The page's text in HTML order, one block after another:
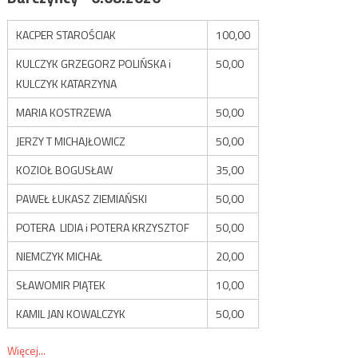
KACPER STAROŚCIAK
100,00
KULCZYK GRZEGORZ POLIŃSKA i
KULCZYK KATARZYNA
50,00
MARIA KOSTRZEWA
50,00
JERZY T MICHAJŁOWICZ
50,00
KOZIOŁ BOGUSŁAW
35,00
PAWEŁ ŁUKASZ ZIEMIAŃSKI
50,00
POTERA LIDIA i POTERA KRZYSZTOF
50,00
NIEMCZYK MICHAŁ
20,00
SŁAWOMIR PIĄTEK
10,00
KAMIL JAN KOWALCZYK
50,00
Więcej...